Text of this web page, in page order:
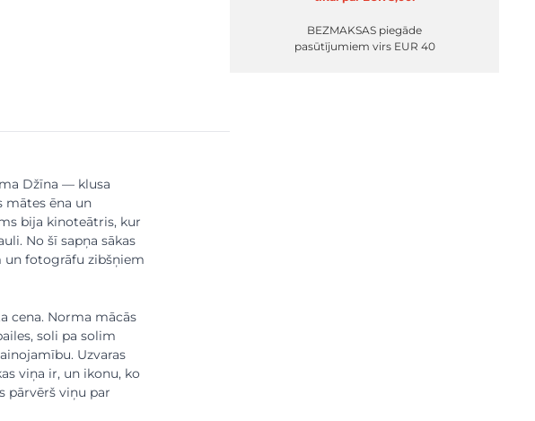
Džīna — klusa
mātes ēna un
bija kinoteātris, kur
No šī sapņa sākas
un fotogrāfu zibšņiem
cena. Norma mācās
soli pa solim
Uzvaras
viņa ir, un ikonu, ko
pārvērš viņu par
BEZMAKSAS piegāde
pasūtījumiem virs EUR 40